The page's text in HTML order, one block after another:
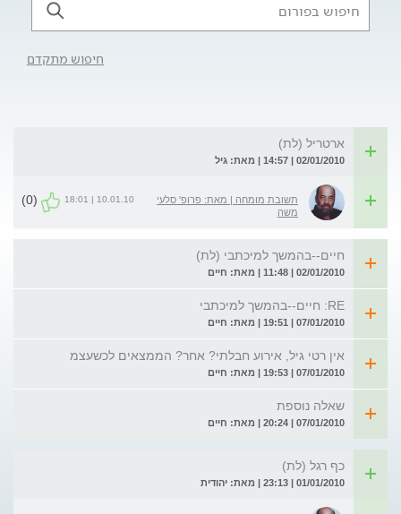
חיפוש מתקדם
ארטריל (לת)
02/01/2010 | 14:57 | מאת: גיל
תשובת מומחה | מאת: פרופ' סלעי
משה
10.01.10 | 18:01
(0)
חיים--בהמשך למיכתבי (לת)
02/01/2010 | 11:48 | מאת: חיים
RE: חיים--בהמשך למיכתבי
07/01/2010 | 19:51 | מאת: חיים
אין רטי גיל, אירוע חבלתי? אחר? הממצאים לכשעצמ
07/01/2010 | 19:53 | מאת: חיים
שאלה נוספת
07/01/2010 | 20:24 | מאת: חיים
כף רגל (לת)
01/01/2010 | 23:13 | מאת: יהודית